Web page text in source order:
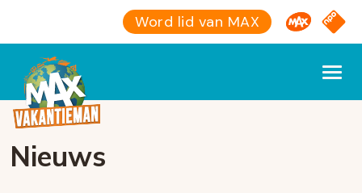
Word lid van MAX Omroep
NPO
Nieuws